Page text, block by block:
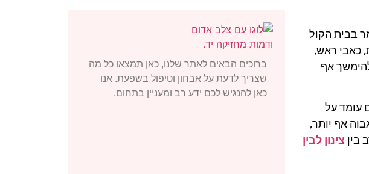
בבית הקול
כאבי ראש,
אף
עומד על
אף יותר,
בין צינון לבין
ברוכים הבאים לאתר שלנו, כאן תמצאו כל מה
שצריך לדעת על אבחון וטיפול בשפעת. אנו
כאן להנגיש לכם ידע רב ומעניין בתחום.